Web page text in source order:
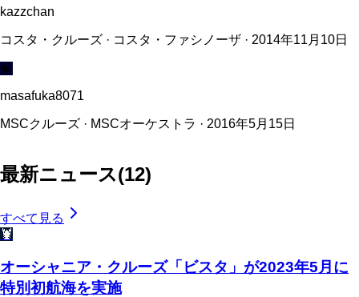
kazzchan
コスタ・クルーズ · コスタ・ファシノーザ · 2014年11月10日
💎
masafuka8071
MSCクルーズ · MSCオーケストラ · 2016年5月15日
最新ニュース(12)
すべて見る
🦞
オーシャニア・クルーズ「ビスタ」が2023年5月に
特別初航海を実施